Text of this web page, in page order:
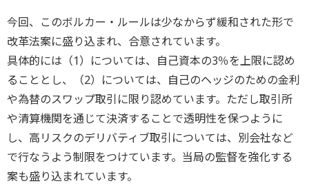
今回、このボルカー・ルールは少なからず緩和された形で
改革法案に盛り込まれ、合意されています。
具体的には（1）については、自己資本の3％を上限に認め
ることとし、（2）については、自己のヘッジのための金利
や為替のスワップ取引に限り認めています。ただし取引所
や清算機関を通じて決済することで透明性を保つように
し、高リスクのデリバティブ取引については、別会社など
で行なうよう制限をつけています。当局の監督を強化する
案も盛り込まれています。